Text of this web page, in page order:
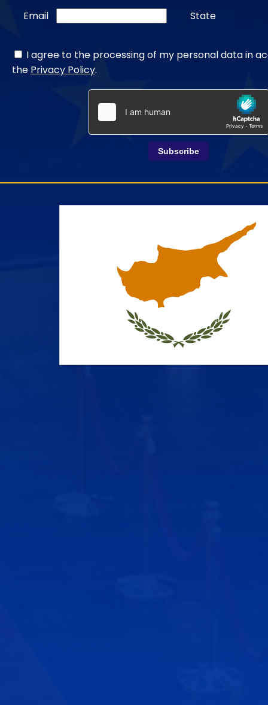
Email State
I agree to the processing of my personal data in
the Privacy Policy.
Subscribe